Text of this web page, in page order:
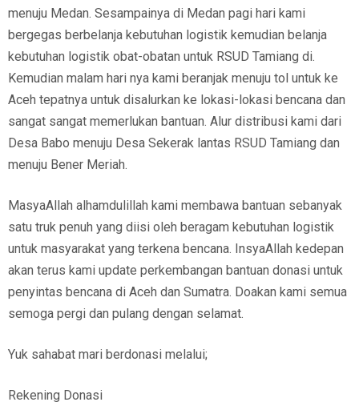
menuju Medan. Sesampainya di Medan pagi hari kami
bergegas berbelanja kebutuhan logistik kemudian belanja
kebutuhan logistik obat-obatan untuk RSUD Tamiang di.
Kemudian malam hari nya kami beranjak menuju tol untuk ke
Aceh tepatnya untuk disalurkan ke lokasi-lokasi bencana dan
sangat sangat memerlukan bantuan. Alur distribusi kami dari
Desa Babo menuju Desa Sekerak lantas RSUD Tamiang dan
menuju Bener Meriah.
MasyaAllah alhamdulillah kami membawa bantuan sebanyak
satu truk penuh yang diisi oleh beragam kebutuhan logistik
untuk masyarakat yang terkena bencana. InsyaAllah kedepan
akan terus kami update perkembangan bantuan donasi untuk
penyintas bencana di Aceh dan Sumatra. Doakan kami semua
semoga pergi dan pulang dengan selamat.
Yuk sahabat mari berdonasi melalui;
Rekening Donasi